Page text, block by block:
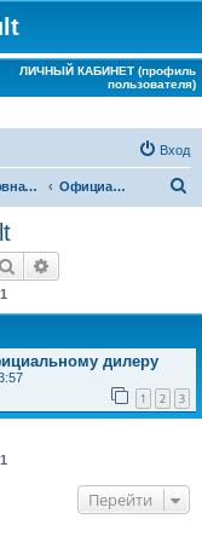
ЛИЧНЫЙ КАБИНЕТ (профиль
пользователя)
Вход
Основная конференция Официальные дилеры Renault
Поиск
1
дилеру
1 2 3
1
Перейти